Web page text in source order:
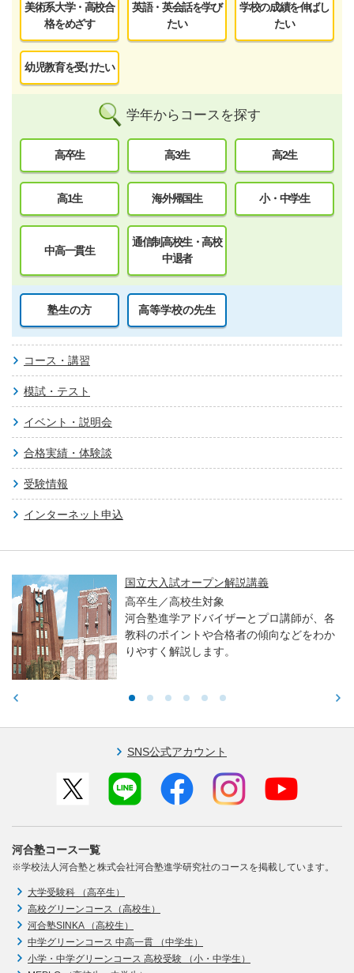
美術系大学・高校合
格をめざす
英語・英会話を学び
たい
学校の成績を伸ばし
たい
幼児教育を受けたい
学年からコースを探す
高卒生 高3生 高2生
高1生 海外帰国生 小・中学生
中高一貫生
通信制高校生・高校
中退者
塾生の方 高等学校の先生
コース・講習
模試・テスト
イベント・説明会
合格実績・体験談
受験情報
インターネット申込
国立大入試オープン解説講義
高卒生／高校生対象
河合塾進学アドバイザーとプロ講師が、各
教科のポイントや合格者の傾向などをわか
りやすく解説します。
SNS公式アカウント
河合塾コース一覧
※学校法人河合塾と株式会社河合塾進学研究社のコースを掲載しています。
大学受験科 （高卒生）
高校グリーンコース（高校生）
河合塾SINKA （高校生）
中学グリーンコース 中高一貫 （中学生）
小学・中学グリーンコース 高校受験 （小・中学生）